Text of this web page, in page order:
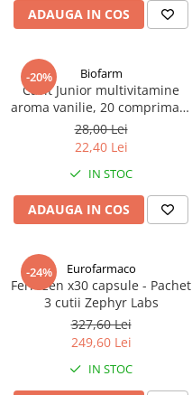
ADAUGA IN COS
-20% Biofarm
Cavit Junior multivitamine
aroma vanilie, 20 comprimate
masticabile Zephyr Labs
28,00 Lei
22,40 Lei
IN STOC
ADAUGA IN COS
-24% Eurofarmaco
Ferrozen x30 capsule - Pachet
3 cutii Zephyr Labs
327,60 Lei
249,60 Lei
IN STOC